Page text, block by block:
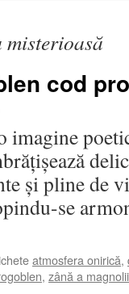
cod
și pline de
se
atmosfera onirică,
, zână a